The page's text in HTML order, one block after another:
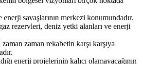
savaşlarının merkezi konumundadır.
rezervleri, deniz yetki alanları ve enerji
zaman rekabetin karşı karşıya
enerji projelerinin kalıcı olamayacağının